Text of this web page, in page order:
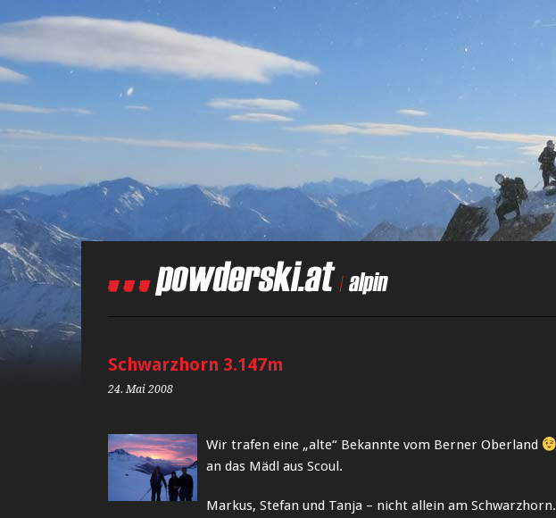
Schwarzhorn 3.147m
24. Mai 2008
Wir trafen eine „alte“ Bekannte vom Berner Oberland
an das Mädl aus Scoul.
Markus, Stefan und Tanja – nicht allein am Schwarzhorn.